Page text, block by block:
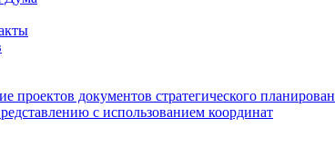
проектов документов стратегического
с использованием координат